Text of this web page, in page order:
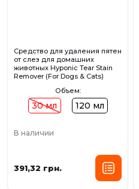
Средство для удаления пятен
от слез для домашних
животных Hyponic Tear Stain
Remover (For Dogs & Cats)
Объем:
30 мл 120 мл
В наличии
391,32 грн.